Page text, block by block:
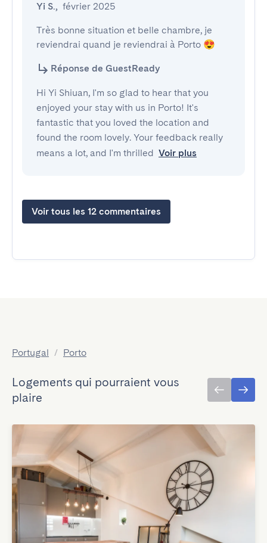
Yi S., février 2025
Très bonne situation et belle chambre, je
reviendrai quand je reviendrai à Porto 😍
Réponse de GuestReady
Hi Yi Shiuan, I'm so glad to hear that you
enjoyed your stay with us in Porto! It's
fantastic that you loved the location and
found the room lovely. Your feedback really
means a lot, and I'm thrilled Voir plus
Voir tous les 12 commentaires
Portugal / Porto
Logements qui pourraient vous
plaire